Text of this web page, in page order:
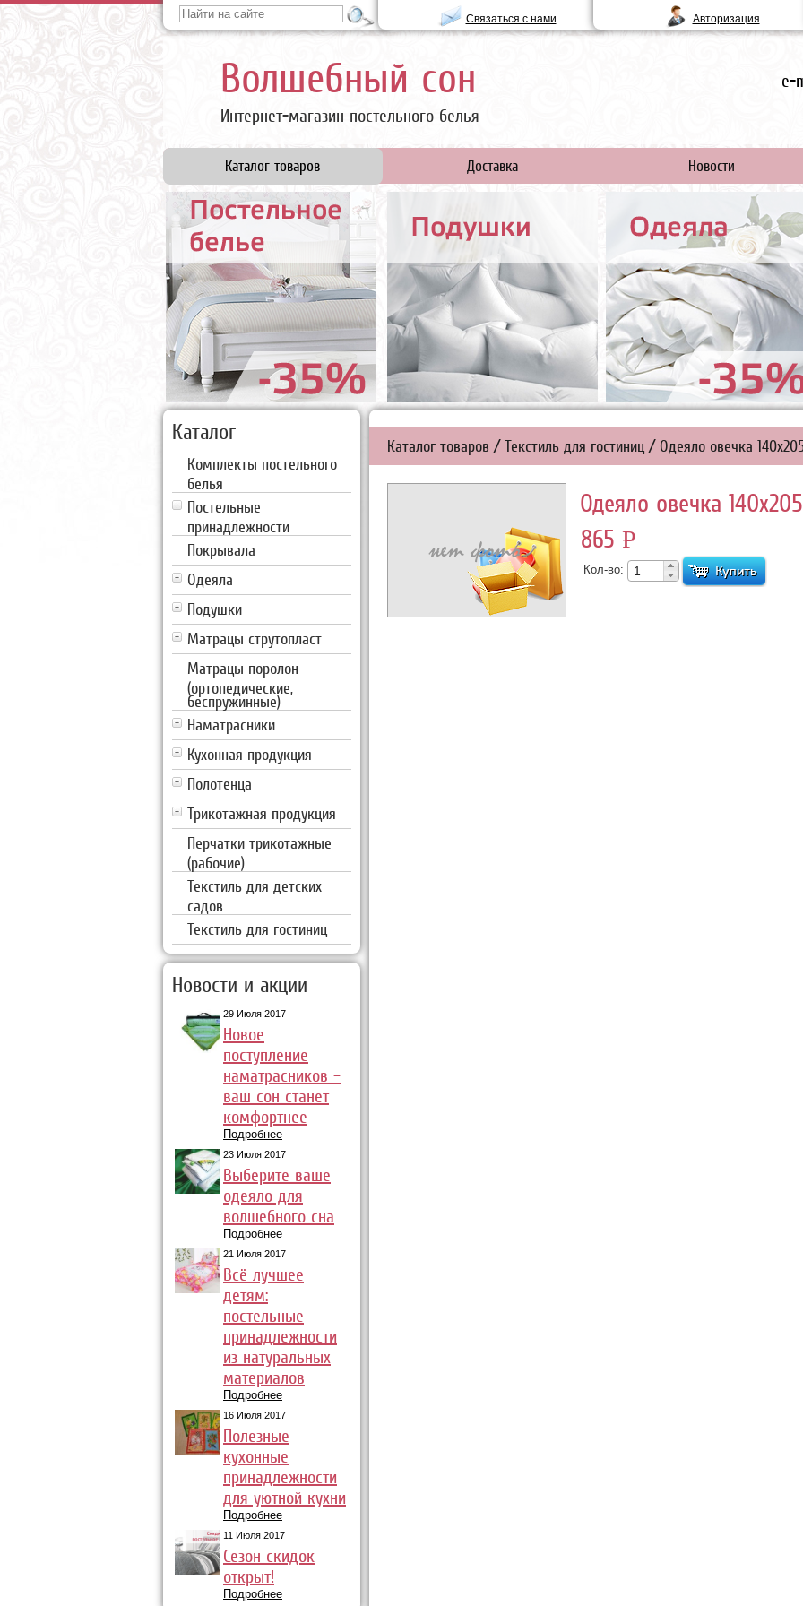
Связаться с нами Авторизация
Волшебный сон
Интернет-магазин постельного белья
e-
Каталог товаров Доставка Новости
Каталог
Комплекты постельного
белья
Постельные
принадлежности
Покрывала
Одеяла
Подушки
Матрацы струтопласт
Матрацы поролон
(ортопедические,
беспружинные)
Наматрасники
Кухонная продукция
Полотенца
Трикотажная продукция
Перчатки трикотажные
(рабочие)
Текстиль для детских
садов
Текстиль для гостиниц
Новости и акции
29 Июля 2017
Новое
поступление
наматрасников –
ваш сон станет
комфортнее
Подробнее
23 Июля 2017
Выберите ваше
одеяло для
волшебного сна
Подробнее
21 Июля 2017
Всё лучшее
детям:
постельные
принадлежности
из натуральных
материалов
Подробнее
16 Июля 2017
Полезные
кухонные
принадлежности
для уютной кухни
Подробнее
11 Июля 2017
Сезон скидок
открыт!
Подробнее
Каталог товаров /Текстиль для гостиниц / Одеяло овечка
Одеяло овечка 140х205
865 PУБ.
Кол-во: